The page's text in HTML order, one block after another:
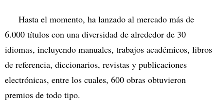
Hasta el momento, ha lanzado al mercado más de
6.000 títulos con una diversidad de alrededor de 30
idiomas, incluyendo manuales, trabajos académicos, libros
de referencia, diccionarios, revistas y publicaciones
electrónicas, entre los cuales, 600 obras obtuvieron
premios de todo tipo.